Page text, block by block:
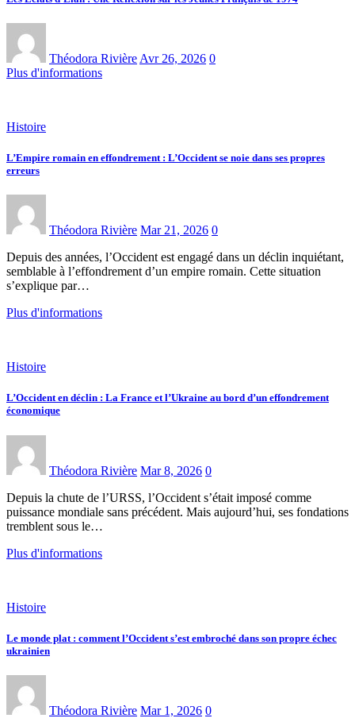
Théodora Rivière Avr 26, 2026 0
Plus d'informations
Histoire
L’Empire romain en effondrement : L’Occident se noie dans ses propres
erreurs
Théodora Rivière Mar 21, 2026 0
Depuis des années, l’Occident est engagé dans un déclin inquiétant,
semblable à l’effondrement d’un empire romain. Cette situation
s’explique par…
Plus d'informations
Histoire
L’Occident en déclin : La France et l’Ukraine au bord d’un effondrement
économique
Théodora Rivière Mar 8, 2026 0
Depuis la chute de l’URSS, l’Occident s’était imposé comme
puissance mondiale sans précédent. Mais aujourd’hui, ses fondations
tremblent sous le…
Plus d'informations
Histoire
Le monde plat : comment l’Occident s’est embroché dans son propre échec
ukrainien
Théodora Rivière Mar 1, 2026 0